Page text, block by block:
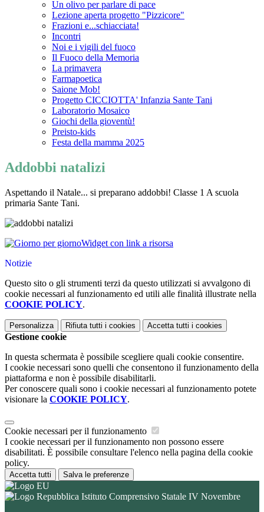
Un olivo per parlare di pace
Lezione aperta progetto "Pizzicore"
Frazioni e...schiacciata!
Incontri
Noi e i vigili del fuoco
Il Fuoco della Memoria
La primavera
Farmapoetica
Saione Mob!
Progetto CICCIOTTA' Infanzia Sante Tani
Laboratorio Mosaico
Giochi della gioventù!
Preisto-kids
Festa della mamma 2025
Addobbi natalizi
Aspettando il Natale... si preparano addobbi! Classe 1 A scuola
primaria Sante Tani.
Widget con link a risorsa
Notizie
Questo sito o gli strumenti terzi da questo utilizzati si avvalgono di
cookie necessari al funzionamento ed utili alle finalità illustrate nella
COOKIE POLICY.
Personalizza Rifiuta tutti i cookies Accetta tutti i cookies
Gestione cookie
In questa schermata è possibile scegliere quali cookie consentire.
I cookie necessari sono quelli che consentono il funzionamento della
piattaforma e non è possibile disabilitarli.
Per conoscere quali sono i cookie necessari al funzionamento potete
visionare la COOKIE POLICY.
Cookie necessari per il funzionamento
I cookie necessari per il funzionamento non possono essere
disabilitati. È possibile consultare l'elenco nella pagina della cookie
policy.
Accetta tutti Salva le preferenze
Istituto Comprensivo Statale IV Novembre